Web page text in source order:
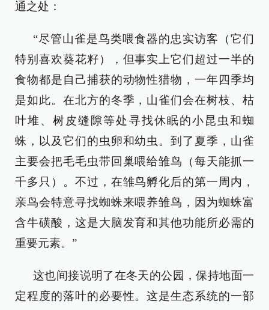
通之处：
“尽管山雀是鸟类喂食器的忠实访客（它们
特别喜欢葵花籽），但事实上它们超过一半的
食物都是自己捕获的动物性猎物，一年四季均
是如此。在北方的冬季，山雀们会在树枝、枯
叶堆、树皮缝隙等处寻找休眠的小昆虫和蜘
蛛，以及它们的虫卵和幼虫。到了夏季，山雀
主要会把毛毛虫带回巢喂给雏鸟（每天能抓一
千多只）。不过，在雏鸟孵化后的第一周内，
亲鸟会特意寻找蜘蛛来喂养雏鸟，因为蜘蛛富
含牛磺酸，这是大脑发育和其他功能所必需的
重要元素。”
这也间接说明了在冬天的公园，保持地面一
定程度的落叶的必要性。这是生态系统的一部